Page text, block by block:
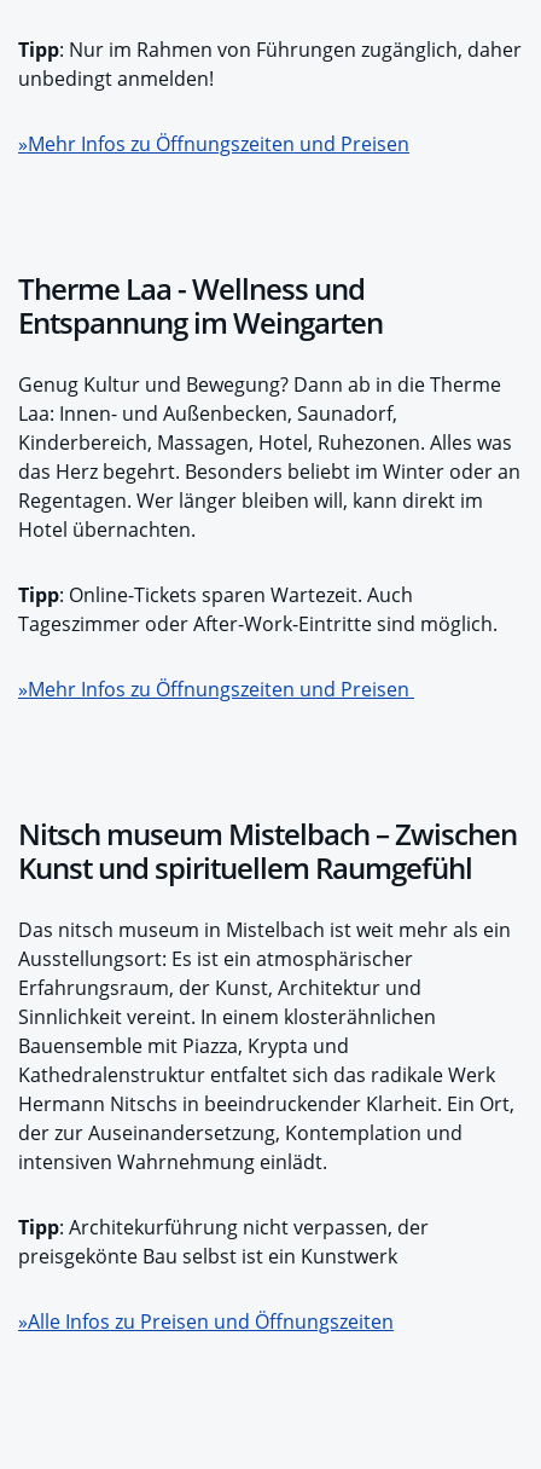
Tipp: Nur im Rahmen von Führungen zugänglich, daher
unbedingt anmelden!
»Mehr Infos zu Öffnungszeiten und Preisen
Therme Laa - Wellness und
Entspannung im Weingarten
Genug Kultur und Bewegung? Dann ab in die Therme
Laa: Innen- und Außenbecken, Saunadorf,
Kinderbereich, Massagen, Hotel, Ruhezonen. Alles was
das Herz begehrt. Besonders beliebt im Winter oder an
Regentagen. Wer länger bleiben will, kann direkt im
Hotel übernachten.
Tipp: Online-Tickets sparen Wartezeit. Auch
Tageszimmer oder After-Work-Eintritte sind möglich.
»Mehr Infos zu Öffnungszeiten und Preisen
Nitsch museum Mistelbach – Zwischen
Kunst und spirituellem Raumgefühl
Das nitsch museum in Mistelbach ist weit mehr als ein
Ausstellungsort: Es ist ein atmosphärischer
Erfahrungsraum, der Kunst, Architektur und
Sinnlichkeit vereint. In einem klosterähnlichen
Bauensemble mit Piazza, Krypta und
Kathedralenstruktur entfaltet sich das radikale Werk
Hermann Nitschs in beeindruckender Klarheit. Ein Ort,
der zur Auseinandersetzung, Kontemplation und
intensiven Wahrnehmung einlädt.
Tipp: Architekurführung nicht verpassen, der
preisgekönte Bau selbst ist ein Kunstwerk
»Alle Infos zu Preisen und Öffnungszeiten